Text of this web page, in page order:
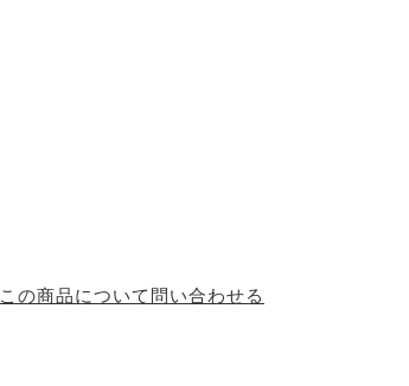
この商品について問い合わせる